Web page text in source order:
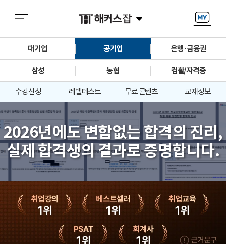
대기업 공기업 은행·금융권
삼성 농협 컴활/자격증
수강신청 레벨테스트 무료 콘텐츠 교재정보
2026년에도 변함없는 합격의 진리,
실제 합격생의 결과로 증명합니다.